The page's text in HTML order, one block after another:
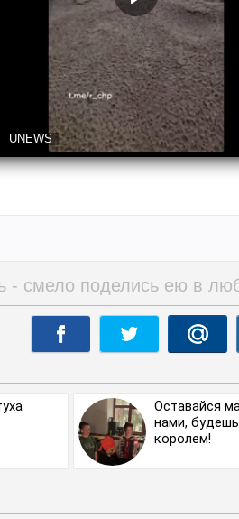
UNEWS
- смело поделись ею в
Оставайся
нами,
королем!